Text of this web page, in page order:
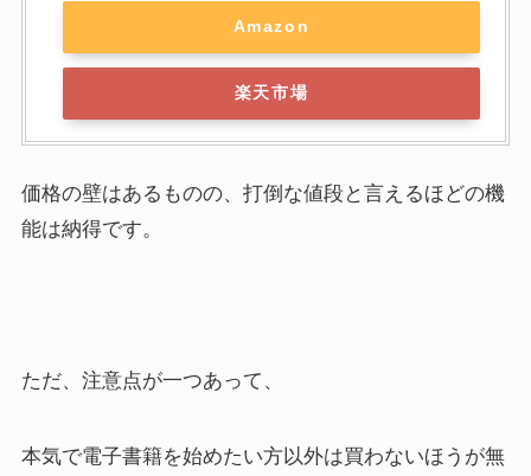
Amazon
楽天市場
価格の壁はあるものの、打倒な値段と言えるほどの機
能は納得です。
ただ、注意点が一つあって、
本気で電子書籍を始めたい方以外は買わないほうが無